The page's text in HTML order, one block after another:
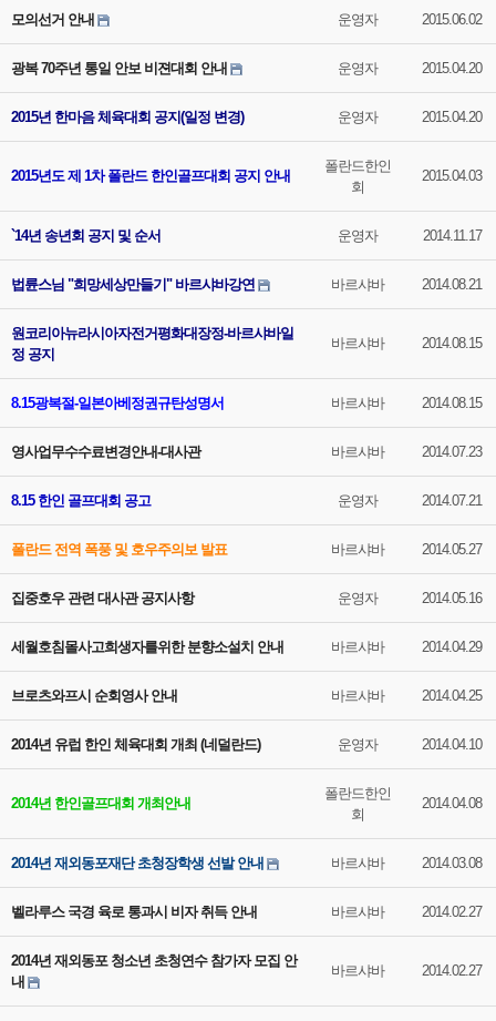
모의선거 안내 운영자 2015.06.02
광복 70주년 통일 안보 비젼대회 안내 운영자 2015.04.20
2015년 한마음 체육대회 공지(일정 변경) 운영자 2015.04.20
2015년도 제 1차 폴란드 한인골프대회 공지 안내
폴란드한인
회
2015.04.03
`14년 송년회 공지 및 순서 운영자 2014.11.17
법륜스님 "희망세상만들기" 바르샤바강연 바르샤바 2014.08.21
원코리아뉴라시아자전거평화대장정-바르샤바일
정 공지
바르샤바 2014.08.15
8.15광복절-일본아베정권규탄성명서 바르샤바 2014.08.15
영사업무수수료변경안내-대사관 바르샤바 2014.07.23
8.15 한인 골프대회 공고 운영자 2014.07.21
폴란드 전역 폭풍 및 호우주의보 발표 바르샤바 2014.05.27
집중호우 관련 대사관 공지사항 운영자 2014.05.16
세월호침몰사고희생자를위한 분향소설치 안내 바르샤바 2014.04.29
브로츠와프시 순회영사 안내 바르샤바 2014.04.25
2014년 유럽 한인 체육대회 개최 (네덜란드) 운영자 2014.04.10
2014년 한인골프대회 개최안내
폴란드한인
회
2014.04.08
2014년 재외동포재단 초청장학생 선발 안내 바르샤바 2014.03.08
벨라루스 국경 육로 통과시 비자 취득 안내 바르샤바 2014.02.27
2014년 재외동포 청소년 초청연수 참가자 모집 안
내
바르샤바 2014.02.27